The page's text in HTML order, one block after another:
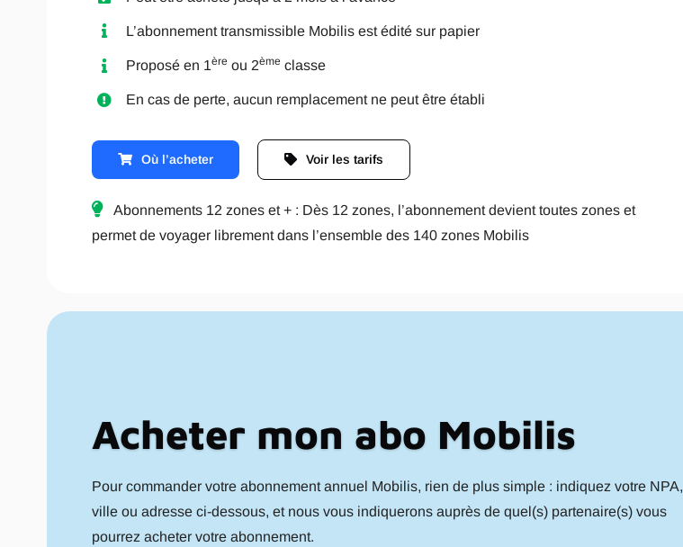
L’abonnement transmissible Mobilis est édité sur papier
Proposé en 1ère ou 2ème classe
En cas de perte, aucun remplacement ne peut être établi
Où l’acheter Voir les tarifs
Abonnements 12 zones et + : Dès 12 zones, l’abonnement devient toutes zones et
permet de voyager librement dans l’ensemble des 140 zones Mobilis
Acheter mon abo Mobilis
Pour commander votre abonnement annuel Mobilis, rien de plus simple : indiquez votre NPA,
ville ou adresse ci-dessous, et nous vous indiquerons auprès de quel(s) partenaire(s) vous
pourrez acheter votre abonnement.